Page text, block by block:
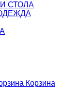
СТОЛА
Корзина